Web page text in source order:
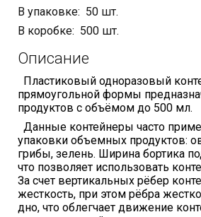
В упаковке: 50 шт.
В коробке: 500 шт.
Описание
Пластиковый одноразовый
прямоугольной формы
продуктов с объёмом до 500 мл.
Данные контейнеры часто
упаковки объемных продуктов:
грибы, зелень. Ширина бортика
что позволяет использовать
За счет вертикальных рёбер
жесткость, при этом рёбра
дно, что облегчает движение